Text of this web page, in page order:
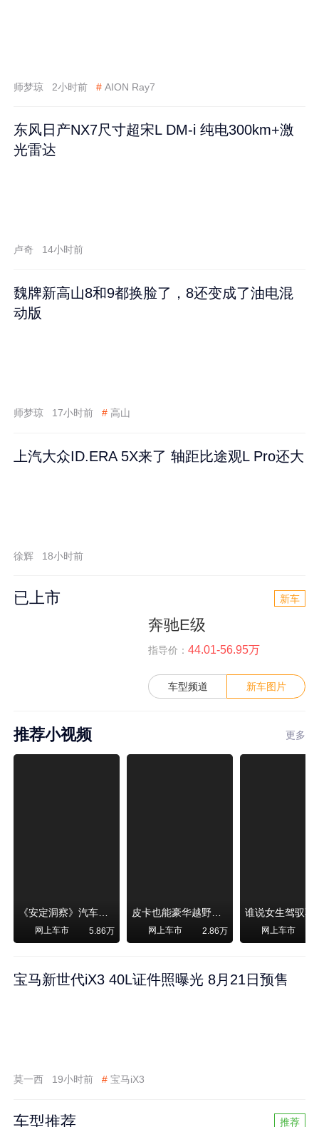
师梦琼 2小时前 # AION Ray7
东风日产NX7尺寸超宋L DM-i 纯电300km+激
光雷达
卢奇 14小时前
魏牌新高山8和9都换脸了，8还变成了油电混
动版
师梦琼 17小时前 # 高山
上汽大众ID.ERA 5X来了 轴距比途观L Pro还大
徐辉 18小时前
已上市 新车
奔驰E级
指导价： 44.01-56.95万
车型频道 新车图片
推荐小视频 更多
《安定洞察》汽车烧不烧油，和石油安全无关！
网上车市 5.86万
皮卡也能豪华越野！纵横F700上市，限时卖29.99万起
网上车市 2.86万 网上车市
宝马新世代iX3 40L证件照曝光 8月21日预售
莫一西 19小时前 # 宝马iX3
车型推荐 推荐